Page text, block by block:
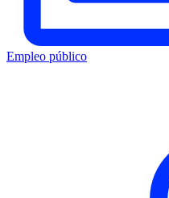
Empleo público